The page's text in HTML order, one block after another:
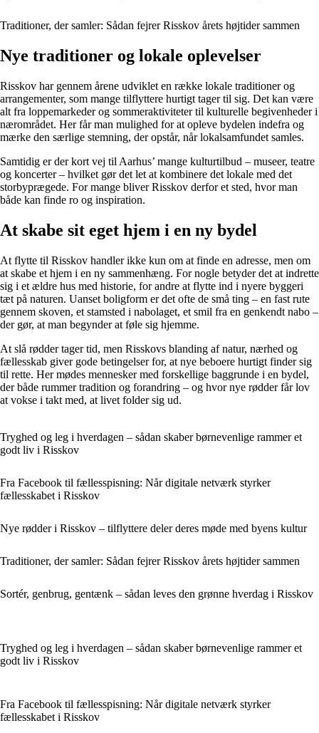
Traditioner, der samler: Sådan fejrer Risskov årets højtider sammen
Nye traditioner og lokale oplevelser
Risskov har gennem årene udviklet en række lokale traditioner og
arrangementer, som mange tilflyttere hurtigt tager til sig. Det kan være
alt fra loppemarkeder og sommeraktiviteter til kulturelle begivenheder i
nærområdet. Her får man mulighed for at opleve bydelen indefra og
mærke den særlige stemning, der opstår, når lokalsamfundet samles.
Samtidig er der kort vej til Aarhus’ mange kulturtilbud – museer, teatre
og koncerter – hvilket gør det let at kombinere det lokale med det
storbyprægede. For mange bliver Risskov derfor et sted, hvor man
både kan finde ro og inspiration.
At skabe sit eget hjem i en ny bydel
At flytte til Risskov handler ikke kun om at finde en adresse, men om
at skabe et hjem i en ny sammenhæng. For nogle betyder det at indrette
sig i et ældre hus med historie, for andre at flytte ind i nyere byggeri
tæt på naturen. Uanset boligform er det ofte de små ting – en fast rute
gennem skoven, et stamsted i nabolaget, et smil fra en genkendt nabo –
der gør, at man begynder at føle sig hjemme.
At slå rødder tager tid, men Risskovs blanding af natur, nærhed og
fællesskab giver gode betingelser for, at nye beboere hurtigt finder sig
til rette. Her mødes mennesker med forskellige baggrunde i en bydel,
der både rummer tradition og forandring – og hvor nye rødder får lov
at vokse i takt med, at livet folder sig ud.
Tryghed og leg i hverdagen – sådan skaber børnevenlige rammer et
godt liv i Risskov
Fra Facebook til fællesspisning: Når digitale netværk styrker
fællesskabet i Risskov
Nye rødder i Risskov – tilflyttere deler deres møde med byens kultur
Traditioner, der samler: Sådan fejrer Risskov årets højtider sammen
Sortér, genbrug, gentænk – sådan leves den grønne hverdag i Risskov
Tryghed og leg i hverdagen – sådan skaber børnevenlige rammer et
godt liv i Risskov
Fra Facebook til fællesspisning: Når digitale netværk styrker
fællesskabet i Risskov